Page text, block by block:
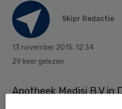
Skipr Redactie
13 november 2015, 12:34
29 keer gelezen
Apotheek Medisi B.V in